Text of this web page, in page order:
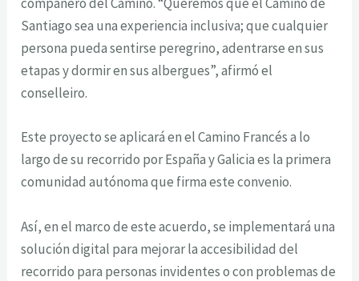
Santiago sea una experiencia inclusiva; que cualquier
persona pueda sentirse peregrino, adentrarse en sus
etapas y dormir en sus albergues”, afirmó el
conselleiro.
Este proyecto se aplicará en el Camino Francés a lo
largo de su recorrido por España y Galicia es la primera
comunidad autónoma que firma este convenio.
Así, en el marco de este acuerdo, se implementará una
solución digital para mejorar la accesibilidad del
recorrido para personas invidentes o con problemas de